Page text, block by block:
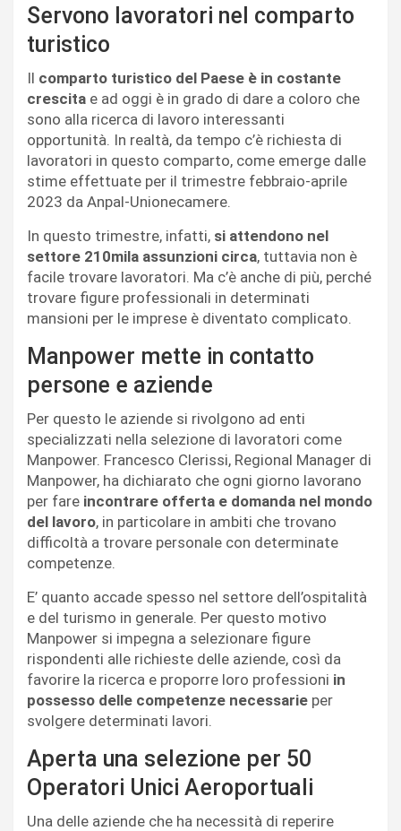
Servono lavoratori nel comparto
turistico
Il comparto turistico del Paese è in costante
crescita e ad oggi è in grado di dare a coloro che
sono alla ricerca di lavoro interessanti
opportunità. In realtà, da tempo c’è richiesta di
lavoratori in questo comparto, come emerge dalle
stime effettuate per il trimestre febbraio-aprile
2023 da Anpal-Unionecamere.
In questo trimestre, infatti, si attendono nel
settore 210mila assunzioni circa, tuttavia non è
facile trovare lavoratori. Ma c’è anche di più, perché
trovare figure professionali in determinati
mansioni per le imprese è diventato complicato.
Manpower mette in contatto
persone e aziende
Per questo le aziende si rivolgono ad enti
specializzati nella selezione di lavoratori come
Manpower. Francesco Clerissi, Regional Manager di
Manpower, ha dichiarato che ogni giorno lavorano
per fare incontrare offerta e domanda nel mondo
del lavoro, in particolare in ambiti che trovano
difficoltà a trovare personale con determinate
competenze.
E’ quanto accade spesso nel settore dell’ospitalità
e del turismo in generale. Per questo motivo
Manpower si impegna a selezionare figure
rispondenti alle richieste delle aziende, così da
favorire la ricerca e proporre loro professioni in
possesso delle competenze necessarie per
svolgere determinati lavori.
Aperta una selezione per 50
Operatori Unici Aeroportuali
Una delle aziende che ha necessità di reperire